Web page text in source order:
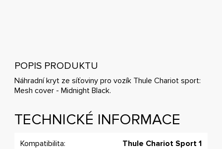
POPIS PRODUKTU
Náhradní kryt ze síťoviny pro vozík Thule Chariot sport:
Mesh cover - Midnight Black.
TECHNICKÉ INFORMACE
Kompatibilita: Thule Chariot Sport 1